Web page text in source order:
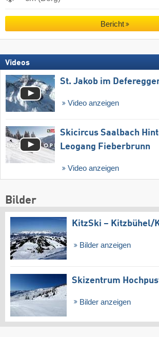
Bericht
Videos
St. Jakob im
Video anzeigen
Skicircus Saalbach
Leogang Fieberbrunn
Video anzeigen
Bilder
KitzSki – Kitzbühel/​
Bilder anzeigen
Skizentrum
Bilder anzeigen